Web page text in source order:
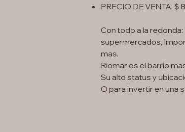
PRECIO DE VENTA: $
Con todo a la
supermercados,
mas.
Riomar es el barrio
Su alto status y
O para invertir en una